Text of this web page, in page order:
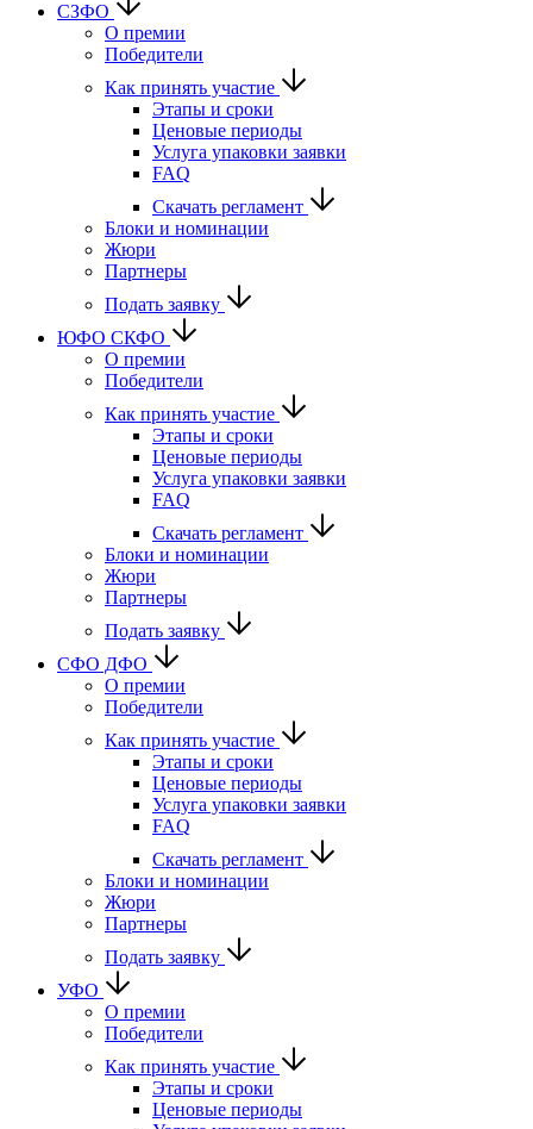
СЗФО
О премии
Победители
Как принять участие
Этапы и сроки
Ценовые периоды
Услуга упаковки заявки
FAQ
Скачать регламент
Блоки и номинации
Жюри
Партнеры
Подать заявку
ЮФО СКФО
О премии
Победители
Как принять участие
Этапы и сроки
Ценовые периоды
Услуга упаковки заявки
FAQ
Скачать регламент
Блоки и номинации
Жюри
Партнеры
Подать заявку
CФО ДФО
О премии
Победители
Как принять участие
Этапы и сроки
Ценовые периоды
Услуга упаковки заявки
FAQ
Скачать регламент
Блоки и номинации
Жюри
Партнеры
Подать заявку
УФО
О премии
Победители
Как принять участие
Этапы и сроки
Ценовые периоды